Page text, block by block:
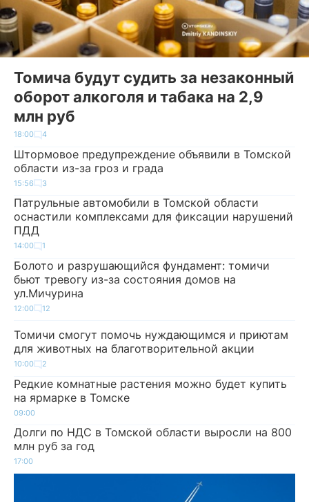
Томича будут судить за незаконный
оборот алкоголя и табака на 2,9
млн руб
18:00 4
Штормовое предупреждение объявили в Томской
области из-за гроз и града
15:56 3
Патрульные автомобили в Томской области
оснастили комплексами для фиксации нарушений
ПДД
14:00 1
Болото и разрушающийся фундамент: томичи
бьют тревогу из-за состояния домов на
ул.Мичурина
12:00 12
Томичи смогут помочь нуждающимся и приютам
для животных на благотворительной акции
10:00 2
Редкие комнатные растения можно будет купить
на ярмарке в Томске
09:00
Долги по НДС в Томской области выросли на 800
млн руб за год
17:00